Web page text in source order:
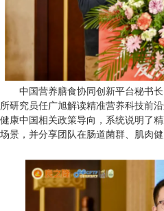
中国营养膳食协同创新平台秘书长
所研究员任广旭解读精准营养科技前
健康中国相关政策导向，系统说明了
场景，并分享团队在肠道菌群、肌肉健